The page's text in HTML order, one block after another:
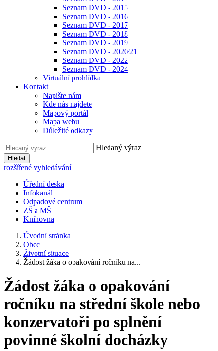
Seznam DVD - 2015
Seznam DVD - 2016
Seznam DVD - 2017
Seznam DVD - 2018
Seznam DVD - 2019
Seznam DVD - 2020⁄21
Seznam DVD - 2022
Seznam DVD - 2024
Virtuální prohlídka
Kontakt
Napište nám
Kde nás najdete
Mapový portál
Mapa webu
Důležité odkazy
Hledaný výraz
Hledat
rozšířené vyhledávání
Úřední deska
Infokanál
Odpadové centrum
ZŠ a MŠ
Knihovna
Úvodní stránka
Obec
Životní situace
Žádost žáka o opakování ročníku na...
Žádost žáka o opakování
ročníku na střední škole nebo
konzervatoři po splnění
povinné školní docházky